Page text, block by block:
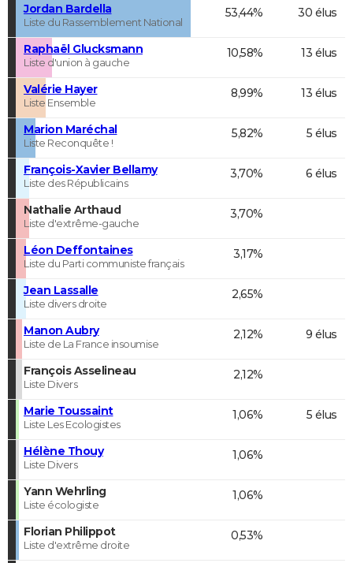
Jordan Bardella
Liste du Rassemblement National
53,44% 30 élus
Raphaël Glucksmann
Liste d'union à gauche
10,58% 13 élus
Valérie Hayer
Liste Ensemble
8,99% 13 élus
Marion Maréchal
Liste Reconquête !
5,82% 5 élus
François-Xavier Bellamy
Liste des Républicains
3,70% 6 élus
Nathalie Arthaud
Liste d'extrême-gauche
3,70%
Léon Deffontaines
Liste du Parti communiste français
3,17%
Jean Lassalle
Liste divers droite
2,65%
Manon Aubry
Liste de La France insoumise
2,12% 9 élus
François Asselineau
Liste Divers
2,12%
Marie Toussaint
Liste Les Ecologistes
1,06% 5 élus
Hélène Thouy
Liste Divers
1,06%
Yann Wehrling
Liste écologiste
1,06%
Florian Philippot
Liste d'extrême droite
0,53%